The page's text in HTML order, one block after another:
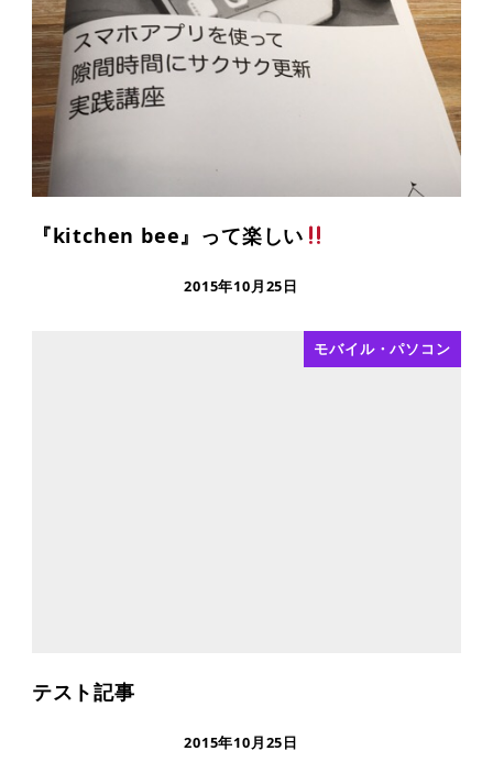
『kitchen bee』って楽しい
2015年10月25日
モバイル・パソコン
テスト記事
2015年10月25日